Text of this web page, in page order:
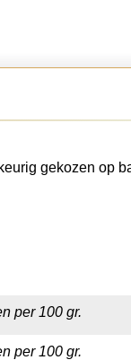
gekozen op
per 100 gr.
per 100 gr.